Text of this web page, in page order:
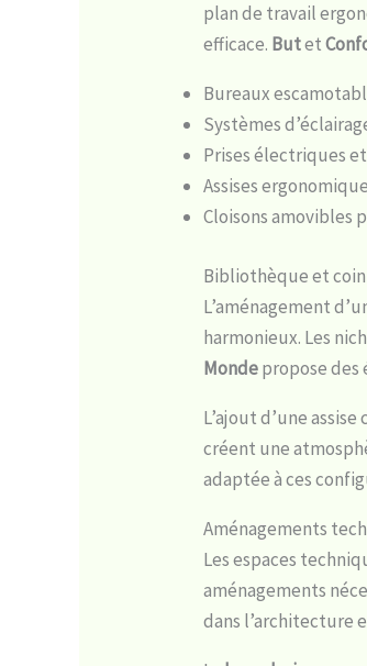
plan de travail
efficace. Butet
Bureaux
Systèmes
Prises électriques
Assises
Cloisons amovibles
Bibliothèque et
L’aménagement
harmonieux. Les
Mondepropose
L’ajout d’une
créent une
adaptée à ces
Aménagements
Les espaces
aménagements
dans l’architecture